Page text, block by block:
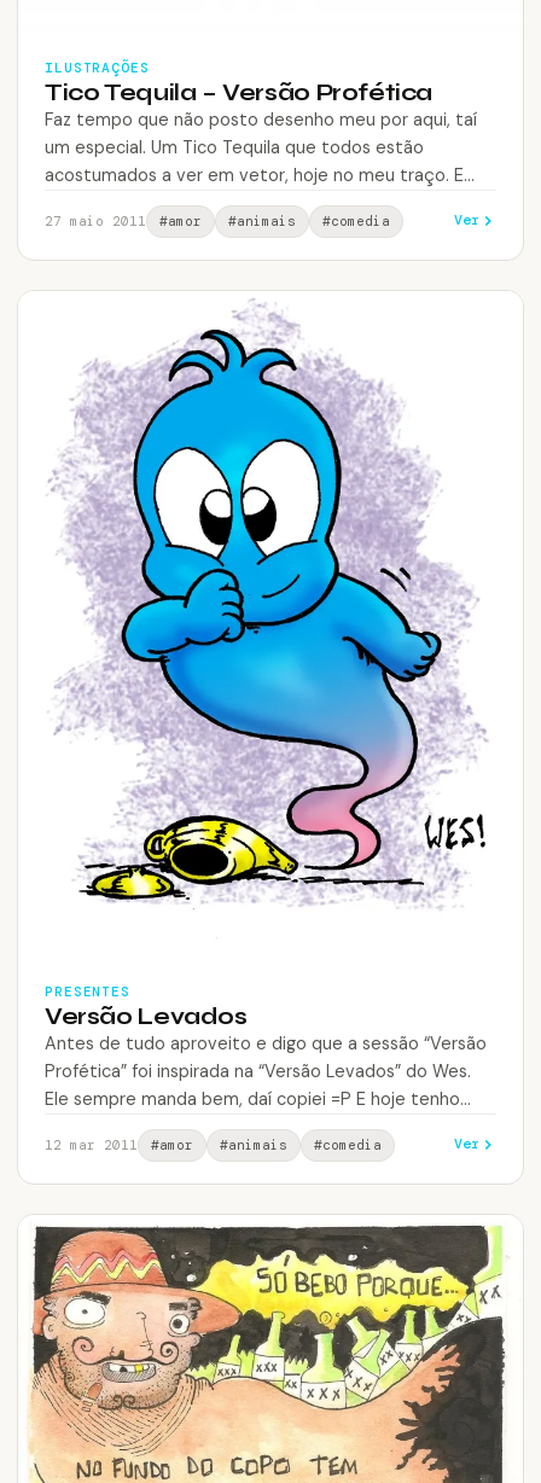
ILUSTRAÇÕES
Tico Tequila – Versão Profética
Faz tempo que não posto desenho meu por aqui, taí
um especial. Um Tico Tequila que todos estão
acostumados a ver em vetor, hoje no meu traço. E…
27 maio 2011 #amor #animais #comedia Ver
PRESENTES
Versão Levados
Antes de tudo aproveito e digo que a sessão “Versão
Profética” foi inspirada na “Versão Levados” do Wes.
Ele sempre manda bem, daí copiei =P E hoje tenho…
12 mar 2011 #amor #animais #comedia Ver